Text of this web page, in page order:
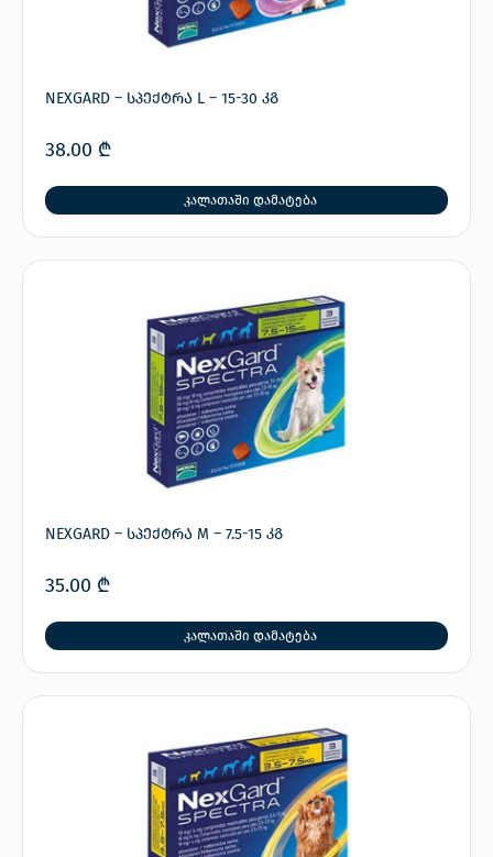
NEXGARD – სპექტრა L – 15-30 კგ
38.00 ₾
კალათაში დამატება
NEXGARD – სპექტრა M – 7.5-15 კგ
35.00 ₾
კალათაში დამატება